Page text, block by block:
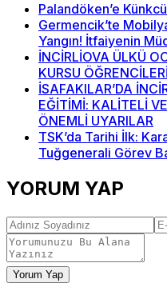
Palandöken’e
Germencik’te
Yangın! İtfaiyenin
İNCİRLİOVA ÜLKÜ
KURSU
İSAFAKILAR’DA
EĞİTİMİ: KALİTELİ
ÖNEMLİ UYARILAR
TSK’da Tarihi İlk:
Tuğgenerali Görev
YORUM YAP
Yorum Yap